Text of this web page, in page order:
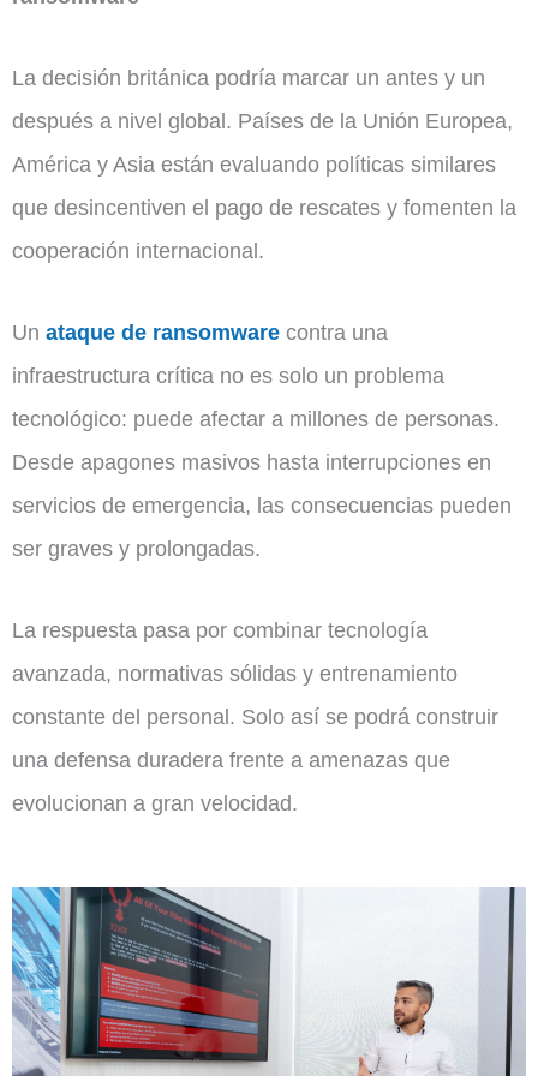
La decisión británica podría marcar un antes y un
después a nivel global. Países de la Unión Europea,
América y Asia están evaluando políticas similares
que desincentiven el pago de rescates y fomenten la
cooperación internacional.
Un ataque de ransomware contra una
infraestructura crítica no es solo un problema
tecnológico: puede afectar a millones de personas.
Desde apagones masivos hasta interrupciones en
servicios de emergencia, las consecuencias pueden
ser graves y prolongadas.
La respuesta pasa por combinar tecnología
avanzada, normativas sólidas y entrenamiento
constante del personal. Solo así se podrá construir
una defensa duradera frente a amenazas que
evolucionan a gran velocidad.